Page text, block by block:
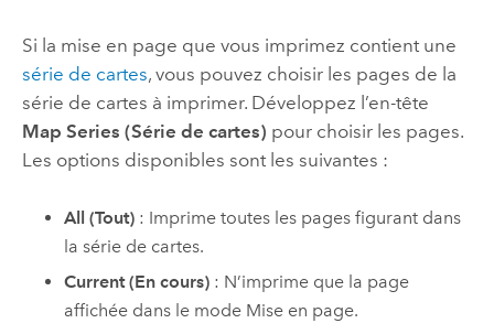
Si la mise en page que vous imprimez contient une
série de cartes, vous pouvez choisir les pages de la
série de cartes à imprimer. Développez l’en-tête
Map Series (Série de cartes) pour choisir les pages.
Les options disponibles sont les suivantes :
All (Tout) : Imprime toutes les pages figurant dans
la série de cartes.
Current (En cours) : N’imprime que la page
affichée dans le mode Mise en page.